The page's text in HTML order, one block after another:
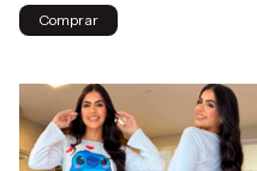
Comprar